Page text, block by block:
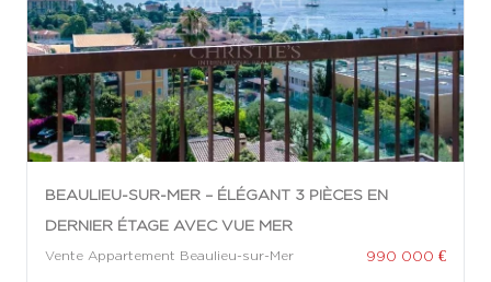
BEAULIEU-SUR-MER – ÉLÉGANT 3 PIÈCES EN
DERNIER ÉTAGE AVEC VUE MER
Vente Appartement Beaulieu-sur-Mer 990 000 €